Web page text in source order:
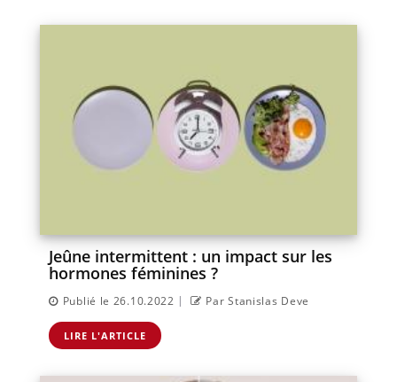
Jeûne intermittent : un impact sur les
hormones féminines ?
Publié le 26.10.2022 | Par Stanislas Deve
LIRE L'ARTICLE